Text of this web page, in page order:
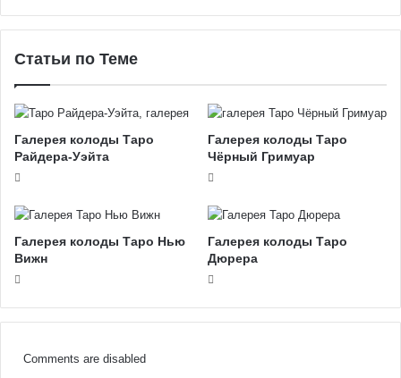
Статьи по Теме
Галерея колоды Таро
Райдера-Уэйта
Галерея колоды Таро
Чёрный Гримуар
Галерея колоды Таро Нью
Вижн
Галерея колоды Таро
Дюрера
Comments are disabled